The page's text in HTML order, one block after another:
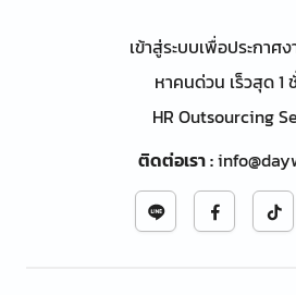
เข้าสู่ระบบเพื่อประกาศ
หาคนด่วน เร็วสุด 1
HR Outsourcing
ติดต่อเรา: